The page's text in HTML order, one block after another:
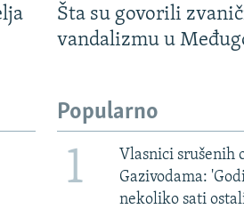
Šta su govorili
vandalizmu u
Popularno
1
Vlasnici srušenih
Gazivodama:
nekoliko sati